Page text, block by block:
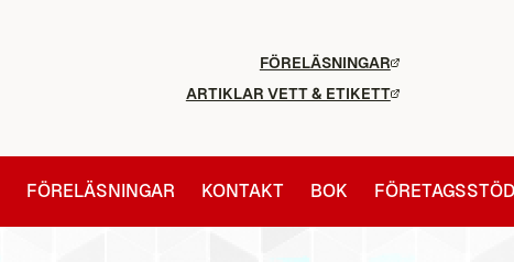
FÖRELÄSNINGAR
ARTIKLAR VETT & ETIKETT
FÖRELÄSNINGAR KONTAKT BOK FÖRETAGSSTÖD